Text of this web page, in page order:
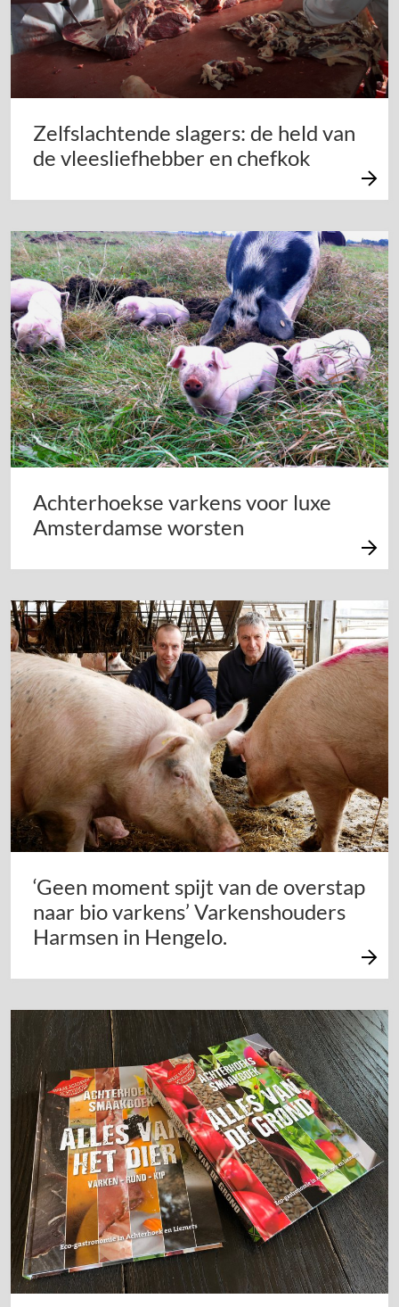
Zelfslachtende slagers: de held van
de vleesliefhebber en chefkok
Achterhoekse varkens voor luxe
Amsterdamse worsten
‘Geen moment spijt van de overstap
naar bio varkens’ Varkenshouders
Harmsen in Hengelo.